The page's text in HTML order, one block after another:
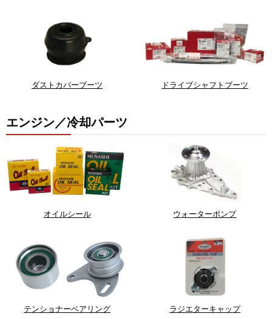
ダストカバーブーツ ドライブシャフトブーツ
エンジン／冷却パーツ
オイルシール ウォーターポンプ
テンショナーベアリング ラジエターキャップ